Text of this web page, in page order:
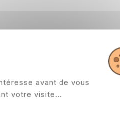
avant de vous
votre visite...